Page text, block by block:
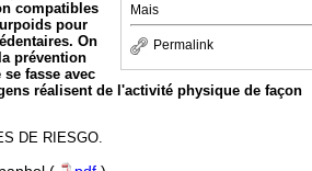
Mais
Permalink
compatibles
pour
On
prévention
fasse avec
réalisent de l'activité physique de façon
DE RIESGO.